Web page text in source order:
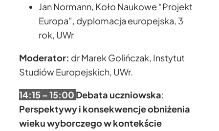
Jan Normann, Koło Naukowe “Projekt
Europa”, dyplomacja europejska, 3
rok, UWr
Moderator: dr Marek Golińczak, Instytut
Studiów Europejskich, UWr.
14:15 – 15:00 Debata uczniowska:
Perspektywy i konsekwencje obniżenia
wieku wyborczego w kontekście